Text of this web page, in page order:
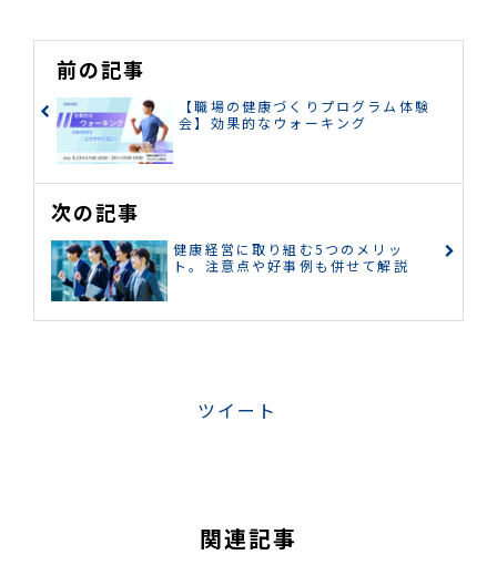
前の記事
【職場の健康づくりプログラム体験
会】効果的なウォーキング
次の記事
健康経営に取り組む5つのメリッ
ト。注意点や好事例も併せて解説
ツイート
関連記事